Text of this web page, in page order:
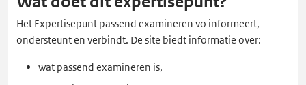
Het Expertisepunt passend examineren vo informeert,
ondersteunt en verbindt. De site biedt informatie over:
wat passend examineren is,